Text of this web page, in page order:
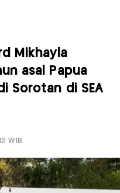
Mikhayla
asal Papua
Sorotan di SEA
WIB